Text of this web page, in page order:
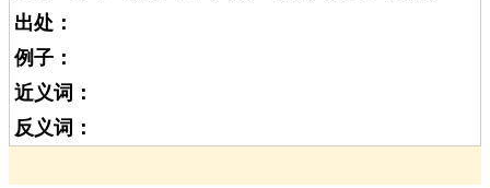
出处：
例子：
近义词：
反义词：